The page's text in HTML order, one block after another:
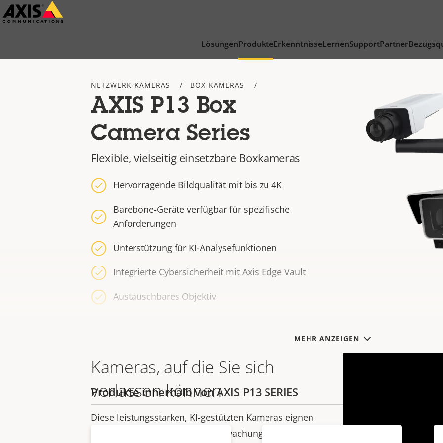
Zum
Hauptinhalt
LösungenProdukteErkenntnisseLernenSupportPartner
NETZWERK-KAMERAS BOX-KAMERAS
MEHR ANZEIGEN
AXIS P13 Box
Camera Series
Flexible, vielseitig einsetzbare Boxkameras
Hervorragende Bildqualität mit bis zu 4K
Barebone-Geräte verfügbar für spezifische
Anforderungen
Unterstützung für KI-Analysefunktionen
Integrierte Cybersicherheit mit Axis Edge Vault
Austauschbares Objektiv
Kameras, auf die Sie sich
verlassen können
Diese leistungsstarken, KI-gestützten Kameras eignen
sich ideal für verschiedene Überwachungssituationen,
Produkte innerhalb von AXIS P13 SERIES